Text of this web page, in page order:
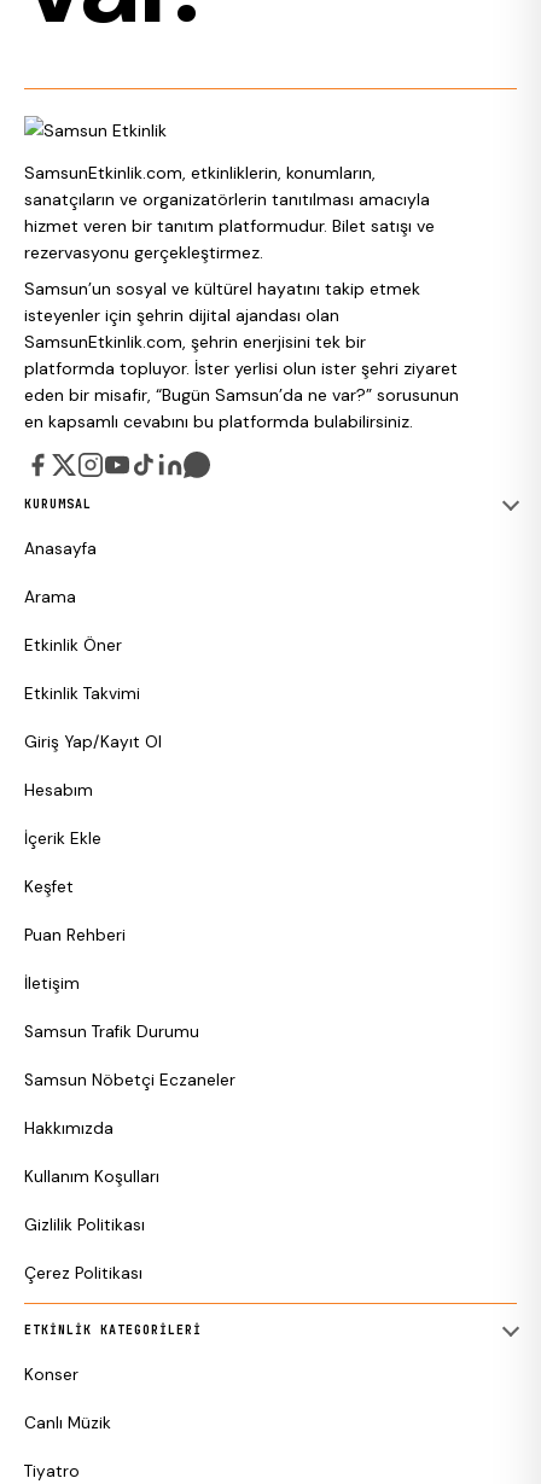
SamsunEtkinlik.com, etkinliklerin, konumların,
sanatçıların ve organizatörlerin tanıtılması amacıyla
hizmet veren bir tanıtım platformudur. Bilet satışı ve
rezervasyonu gerçekleştirmez.
Samsun’un sosyal ve kültürel hayatını takip etmek
isteyenler için şehrin dijital ajandası olan
SamsunEtkinlik.com, şehrin enerjisini tek bir
platformda topluyor. İster yerlisi olun ister şehri ziyaret
eden bir misafir, “Bugün Samsun’da ne var?” sorusunun
en kapsamlı cevabını bu platformda bulabilirsiniz.
KURUMSAL
Anasayfa
Arama
Etkinlik Öner
Etkinlik Takvimi
Giriş Yap/Kayıt Ol
Hesabım
İçerik Ekle
Keşfet
Puan Rehberi
İletişim
Samsun Trafik Durumu
Samsun Nöbetçi Eczaneler
Hakkımızda
Kullanım Koşulları
Gizlilik Politikası
Çerez Politikası
ETKINLIK KATEGORILERI
Konser
Canlı Müzik
Tiyatro